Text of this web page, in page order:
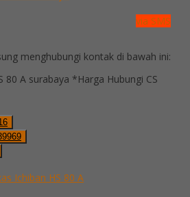
via SMS
menghubungi kontak di bawah ini:
*Harga Hubungi CS
Ichiban HS 80 A